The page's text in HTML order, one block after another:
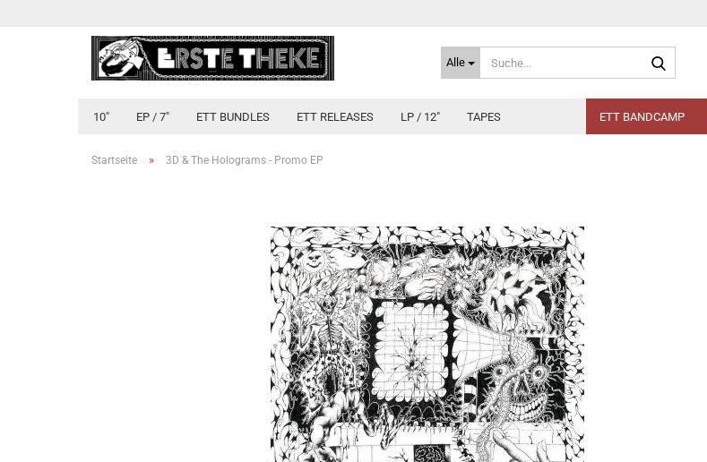
Alle
10" EP / 7" ETT BUNDLES ETT RELEASES LP / 12" TAPES ETT BANDCAMP
Startseite » 3D & The Holograms - Promo EP